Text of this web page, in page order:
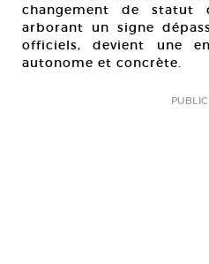
changement de
arborant un signe
officiels, devient une
autonome et concrète.